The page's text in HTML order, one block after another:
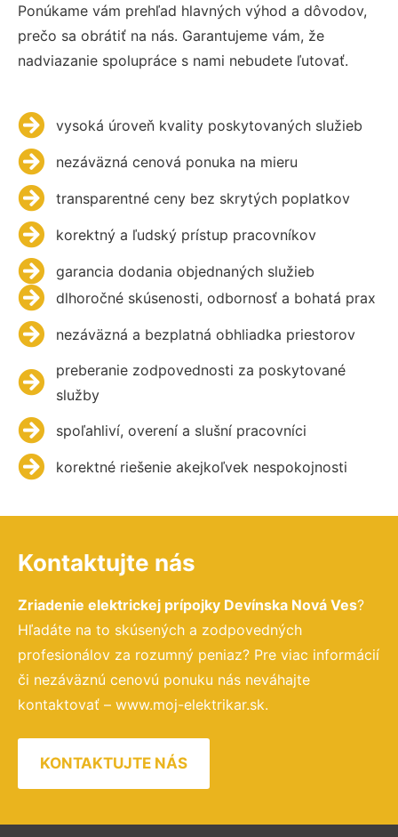
Ponúkame vám prehľad hlavných výhod a dôvodov,
prečo sa obrátiť na nás. Garantujeme vám, že
nadviazanie spolupráce s nami nebudete ľutovať.
vysoká úroveň kvality poskytovaných služieb
nezáväzná cenová ponuka na mieru
transparentné ceny bez skrytých poplatkov
korektný a ľudský prístup pracovníkov
garancia dodania objednaných služieb
dlhoročné skúsenosti, odbornosť a bohatá prax
nezáväzná a bezplatná obhliadka priestorov
preberanie zodpovednosti za poskytované
služby
spoľahliví, overení a slušní pracovníci
korektné riešenie akejkoľvek nespokojnosti
Kontaktujte nás
Zriadenie elektrickej prípojky Devínska Nová Ves?
Hľadáte na to skúsených a zodpovedných
profesionálov za rozumný peniaz? Pre viac informácií
či nezáväznú cenovú ponuku nás neváhajte
kontaktovať – www.moj-elektrikar.sk.
KONTAKTUJTE NÁS